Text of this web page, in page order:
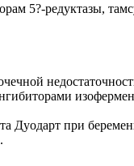
5?-редуктазы,
Дуодарт при